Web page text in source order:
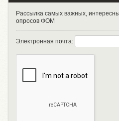
Рассылка самых важных,
опросов ФОМ
Электронная почта: